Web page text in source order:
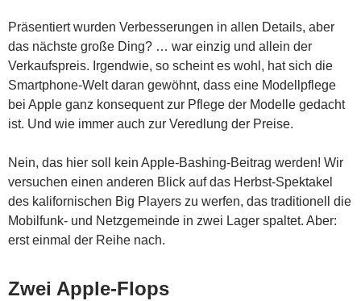
Präsentiert wurden Verbesserungen in allen Details, aber
das nächste große Ding? … war einzig und allein der
Verkaufspreis. Irgendwie, so scheint es wohl, hat sich die
Smartphone-Welt daran gewöhnt, dass eine Modellpflege
bei Apple ganz konsequent zur Pflege der Modelle gedacht
ist. Und wie immer auch zur Veredlung der Preise.
Nein, das hier soll kein Apple-Bashing-Beitrag werden! Wir
versuchen einen anderen Blick auf das Herbst-Spektakel
des kalifornischen Big Players zu werfen, das traditionell die
Mobilfunk- und Netzgemeinde in zwei Lager spaltet. Aber:
erst einmal der Reihe nach.
Zwei Apple-Flops